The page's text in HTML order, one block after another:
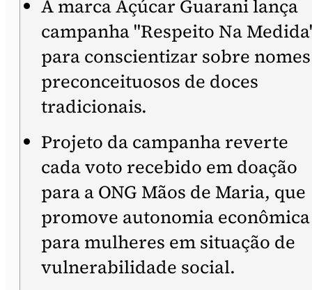
A marca Açúcar Guarani lança
campanha "Respeito Na
para conscientizar sobre nomes
preconceituosos de doces
tradicionais.
Projeto da campanha reverte
cada voto recebido em doação
para a ONG Mãos de Maria, que
promove autonomia econômica
para mulheres em situação de
vulnerabilidade social.